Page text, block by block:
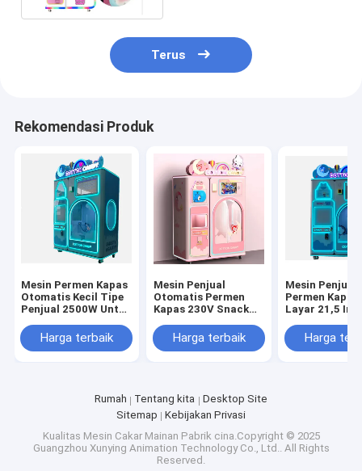
Terus
Rekomendasi Produk
Mesin Permen Kapas
Otomatis Kecil Tipe
Penjual 2500W Untuk
Makanan
Harga terbaik
Mesin Penjual
Otomatis Permen
Kapas 230V Snack
Harga terbaik
Mesin Penjual
Permen Kapas
Layar 21,5
Harga
Rumah Tentang kita
Desktop Site
Sitemap
Kebijakan Privasi
Kualitas Mesin Cakar Mainan Pabrik cina.Copyright © 2025
Guangzhou Xunying Animation Technology Co., Ltd.. All Rights
Reserved.